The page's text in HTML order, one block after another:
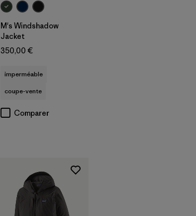
M's Windshadow
Jacket
350,00 €
imperméable
coupe-vente
Comparer